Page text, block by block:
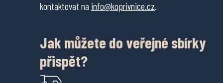
kontaktovat na info@koprivnice.cz.
Jak můžete do veřejné sbírky
přispět?